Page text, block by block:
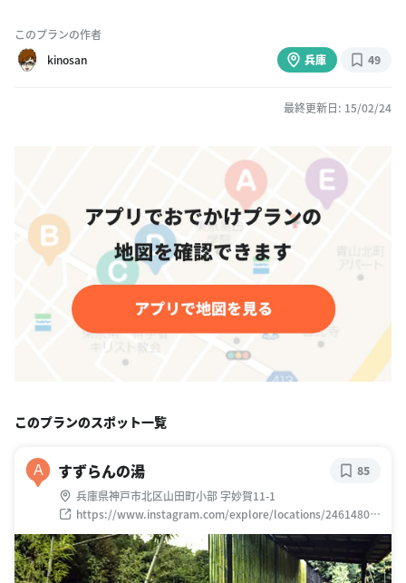
このプランの作者
kinosan
兵庫 49
最終更新日: 15/02/24
このプランのスポット一覧
A すずらんの湯
兵庫県神戸市北区山田町小部 字妙賀11-1
https://www.instagram.com/explore/locations/24614806
2
85